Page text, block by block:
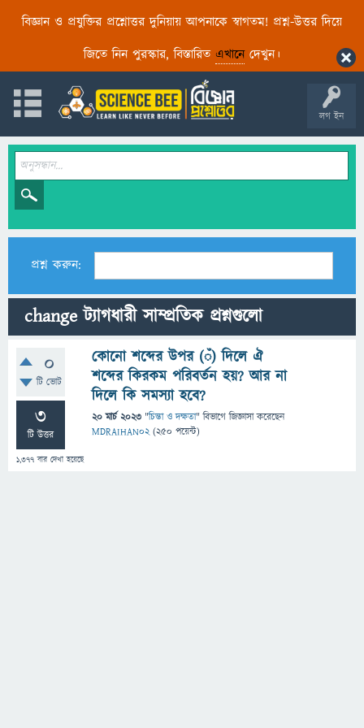
বিজ্ঞান ও প্রযুক্তির প্রশ্নোত্তর দুনিয়ায় আপনাকে স্বাগতম! প্রশ্ন-উত্তর দিয়ে
জিতে নিন পুরস্কার, বিস্তারিত এখানেদেখুন।
লগ ইন
প্রশ্ন করুন:
change ট্যাগধারী সাম্প্রতিক প্রশ্নগুলো
0
টি ভোট
3
টি উত্তর
1,377 বার দেখা হয়েছে
কোনো শব্দের উপর (ঁ) দিলে ঐ
শব্দের কিরকম পরিবর্তন হয়? আর না
দিলে কি সমস্যা হবে?
20 মার্চ 2023 "চিন্তা ও দক্ষতা" বিভাগে জিজ্ঞাসাকরেছেন
MDRAIHAN02 (250 পয়েন্ট)